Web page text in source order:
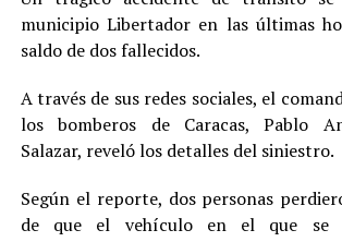
municipio Libertador en las últimas
saldo de dos fallecidos.
A través de sus redes sociales, el
los bomberos de Caracas, Pablo
Salazar, reveló los detalles del siniestro.
Según el reporte, dos personas
de que el vehículo en el que se